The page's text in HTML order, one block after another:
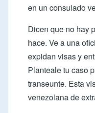
en un consulado
Dicen que no hay
hace. Ve a una
expidan visas y
Planteale tu caso
transeunte. Esta
venezolana de